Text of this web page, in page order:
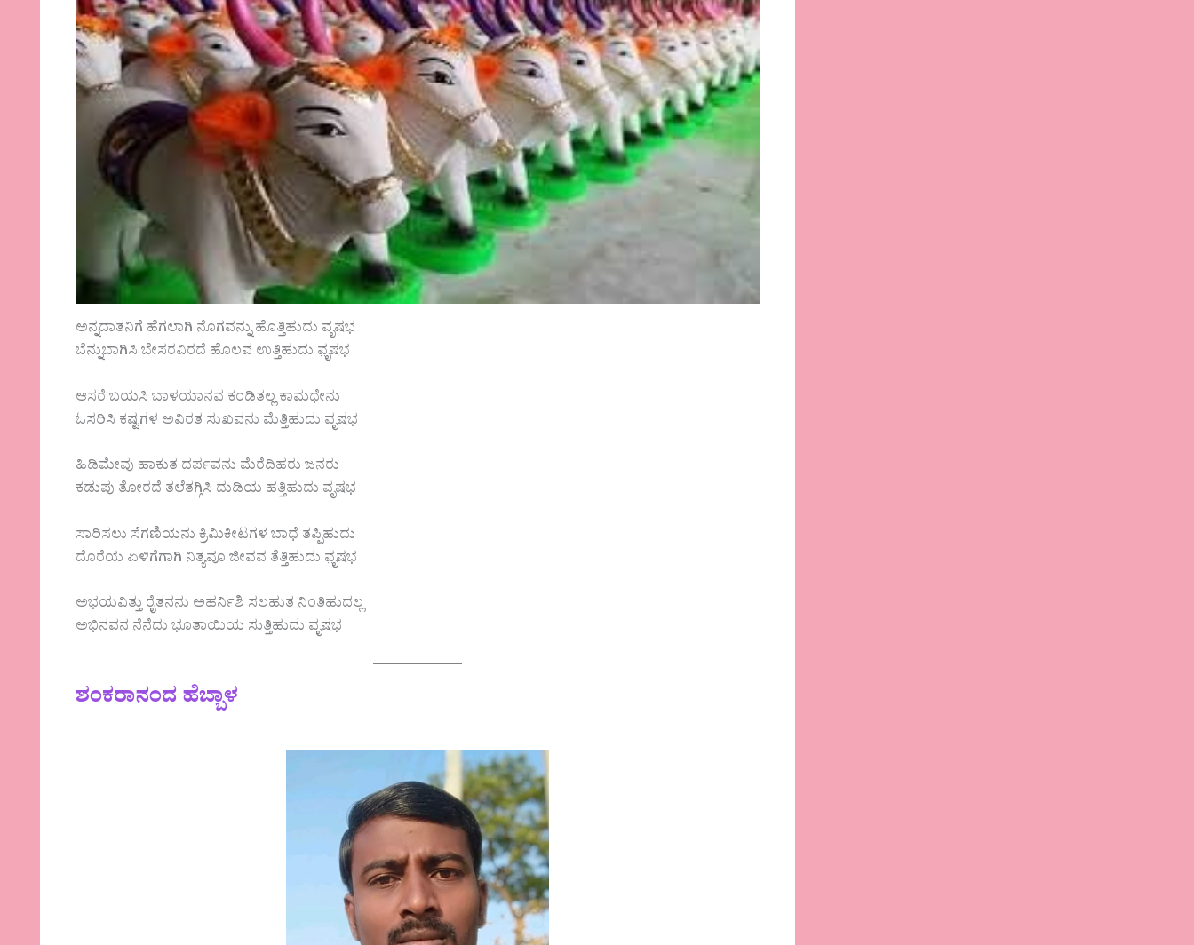
ಅನ್ನದಾತನಿಗೆ ಹೆಗಲಾಗಿ ನೊಗವನ್ನು ಹೊತ್ತಿಹುದು ವೃಷಭ
ಬೆನ್ನುಬಾಗಿಸಿ ಬೇಸರವಿರದೆ ಹೊಲವ ಉತ್ತಿಹುದು ವೃ಼ಷಭ
ಆಸರೆ ಬಯಸಿ ಬಾಳಯಾನವ ಕಂಡಿತಲ್ಲ ಕಾಮಧೇನು
ಓಸರಿಸಿ ಕಷ್ಟಗಳ ಅವಿರತ ಸುಖವನು ಮೆತ್ತಿಹುದು ವೃಷಭ
ಹಿಡಿಮೇವು ಹಾಕುತ ದರ್ಪವನು ಮೆರೆದಿಹರು ಜನರು
ಕಡುಪು ತೋರದೆ ತಲೆತಗ್ಗಿಸಿ ದುಡಿಯ ಹತ್ತಿಹುದು ವೃಷಭ
ಸಾರಿಸಲು ಸೆಗಣಿಯನು ಕ್ರಿಮಿಕೀಟಗಳ ಬಾಧೆ ತಪ್ಪಿಹುದು
ದೊರೆಯ ಏಳಿಗೆಗಾಗಿ ನಿತ್ಯವೂ ಜೀವವ ತೆತ್ತಿಹುದು ವೃ಼ಷಭ
ಅಭಯವಿತ್ತು ರೈತನನು ಅಹರ್ನಿಶಿ ಸಲಹುತ ನಿಂತಿಹುದಲ್ಲ
ಅಭಿನವನ ನೆನೆದು ಭೂತಾಯಿಯ ಸುತ್ತಿಹುದು ವೃಷಭ
ಶಂಕರಾನಂದ ಹೆಬ್ಬಾಳ